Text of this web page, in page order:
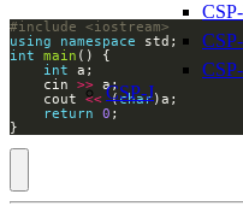
CSP-J
#include
<iostream>
using
namespace
int
main
int
    cin
>>
    cout
<< (char
return
0
}